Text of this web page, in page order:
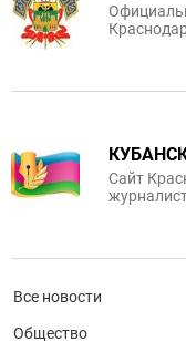
Сайт
Все новости
Общество